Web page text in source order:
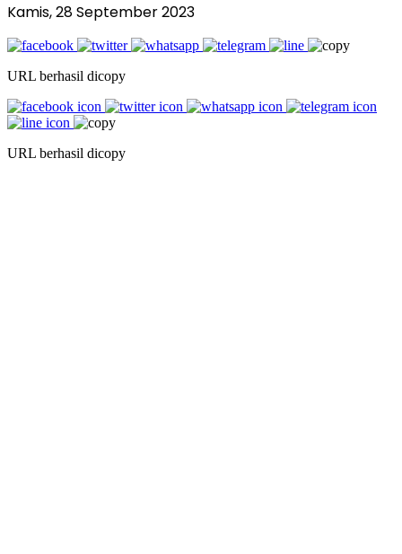
Kamis, 28 September 2023
URL berhasil dicopy
URL berhasil dicopy